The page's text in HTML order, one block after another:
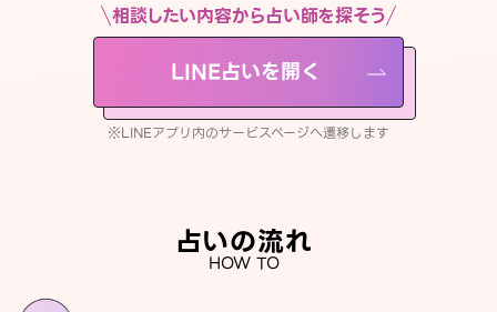
相談したい内容から占い師を探そう
LINE占いを開く
※LINEアプリ内のサービスページへ遷移します
占いの流れ
HOW TO